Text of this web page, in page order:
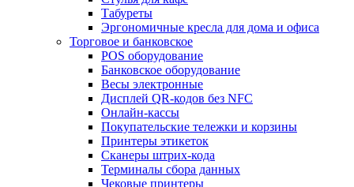
Табуреты
Эргономичные кресла для дома и офиса
Торговое и банковское
POS оборудование
Банковское оборудование
Весы электронные
Дисплей QR-кодов без NFC
Онлайн-кассы
Покупательские тележки и корзины
Принтеры этикеток
Сканеры штрих-кода
Терминалы сбора данных
Чековые принтеры